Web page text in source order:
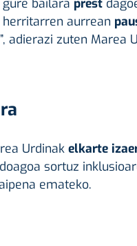
aurrean
”, adierazi zuten Marea
Urdinak elkarte
sortuz
emateko.